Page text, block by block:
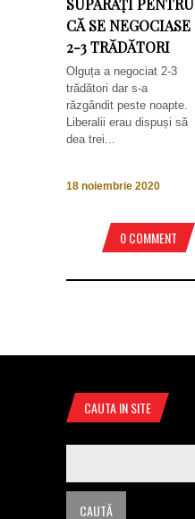
SUPARĂȚI PENTRU
CĂ SE NEGOCIASE
2-3 TRĂDĂTORI
Olguța a negociat 2-3
trădători dar s-a
răzgândit peste noapte.
Liberalii erau dispuși să
dea trei...
18 noiembrie 2020
0 COMMENT
CAUTA IN SITE